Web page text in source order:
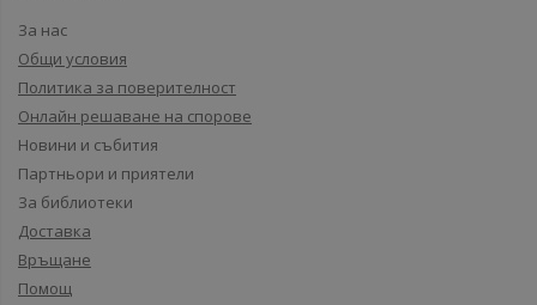
За нас
Общи условия
Политика за поверителност
Онлайн решаване на спорове
Новини и събития
Партньори и приятели
За библиотеки
Доставка
Връщане
Помощ